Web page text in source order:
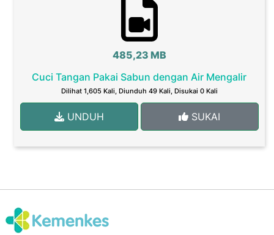
485,23 MB
Cuci Tangan Pakai Sabun dengan Air Mengalir
Dilihat 1,605 Kali, Diunduh 49 Kali, Disukai 0 Kali
UNDUH SUKAI